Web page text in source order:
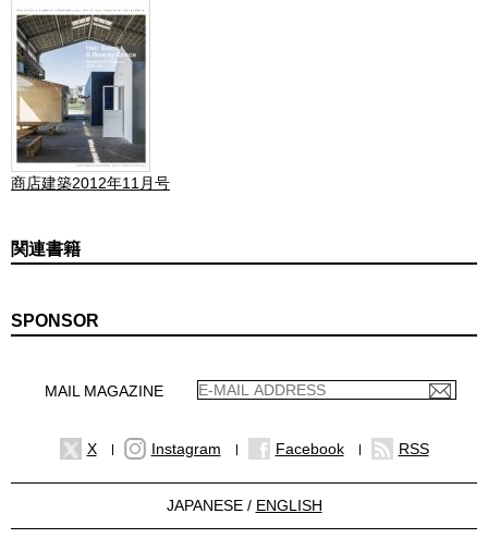
商店建築2012年11月号
関連書籍
SPONSOR
MAIL MAGAZINE
X Instagram Facebook RSS
JAPANESE / ENGLISH